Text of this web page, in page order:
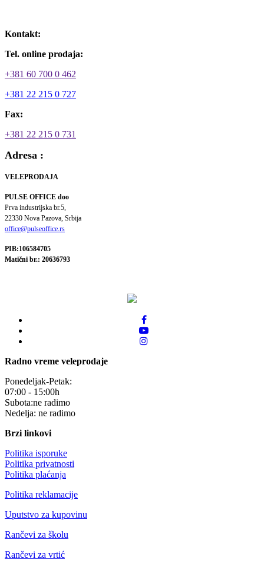
Kontakt:
Tel. online prodaja:
+381 60 700 0 462
+381 22 215 0 727
Fax:
+381 22 215 0 731
Adresa :
VELEPRODAJA
PULSE OFFICE doo
Prva industrijska br.5,
22330 Nova Pazova, Srbija
office@pulseoffice.rs
PIB:106584705
Matični br.: 20636793
Radno vreme veleprodaje
Ponedeljak-Petak:
07:00 - 15:00h
Subota:ne radimo
Nedelja: ne radimo
Brzi linkovi
Politika isporuke
Politika privatnosti
Politika plaćanja
Politika reklamacije
Uputstvo za kupovinu
Rančevi za školu
Rančevi za vrtić